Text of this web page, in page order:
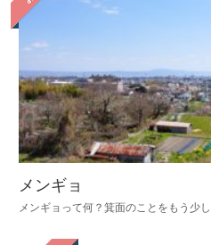
メンギョ
メンギョって何？箕面のことをもう少し